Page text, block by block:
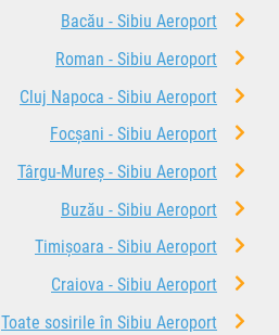
Bacău - Sibiu Aeroport
Roman - Sibiu Aeroport
Cluj Napoca - Sibiu Aeroport
Focșani - Sibiu Aeroport
Târgu-Mureș - Sibiu Aeroport
Buzău - Sibiu Aeroport
Timișoara - Sibiu Aeroport
Craiova - Sibiu Aeroport
Toate sosirile în Sibiu Aeroport